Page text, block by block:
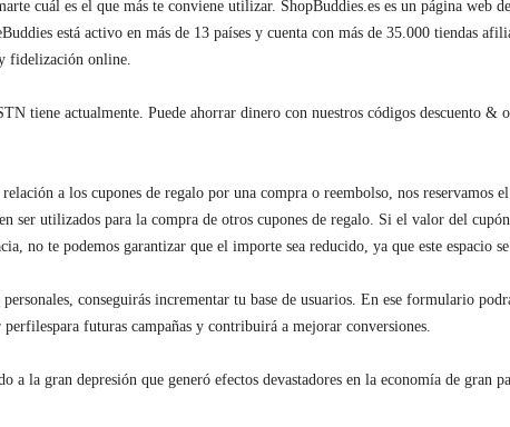
cuál es el que más te conviene utilizar. ShopBuddies.es es un página web
está activo en más de 13 países y cuenta con más de 35.000 tiendas
y fidelización online.
tiene actualmente. Puede ahorrar dinero con nuestros códigos descuento
a los cupones de regalo por una compra o reembolso, nos
ser utilizados para la compra de otros cupones de regalo. Si el valor del
no te podemos garantizar que el importe sea reducido, ya que este espacio
conseguirás incrementar tu base de usuarios. En ese formulario
futuras campañas y contribuirá a mejorar conversiones.
a la gran depresión que generó efectos devastadores en la economía de gran